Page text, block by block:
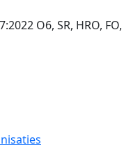
O6, SR, HRO, FO,